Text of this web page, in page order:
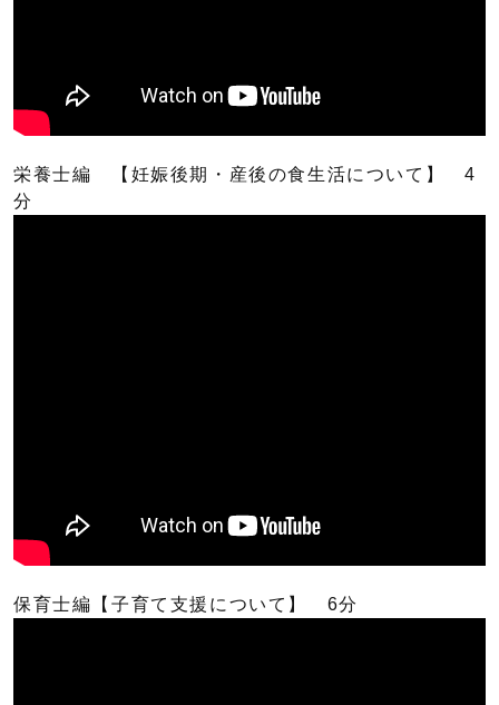
栄養士編 【妊娠後期・産後の食生活について】 4
分
保育士編【子育て支援について】 6分